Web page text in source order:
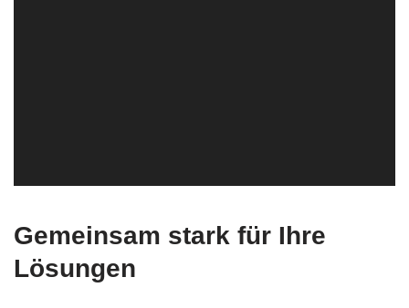
Gemeinsam stark für Ihre
Lösungen